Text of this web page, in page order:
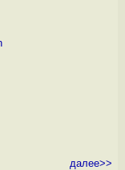
далее>>